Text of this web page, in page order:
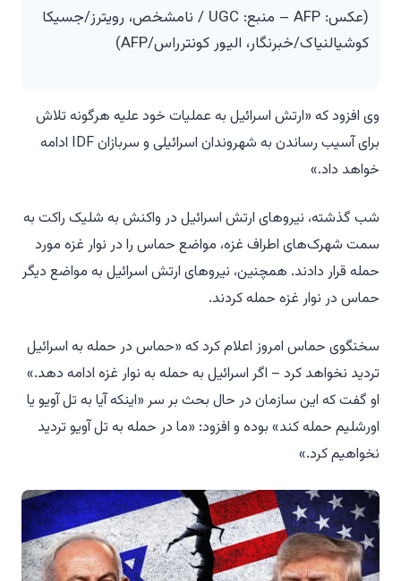
(عکس: AFP – منبع: UGC / نامشخص، رویترز/جسیکا
کوشیالنیاک/خبرنگار، الیور کونترراس/AFP)
وی افزود که «ارتش اسرائیل به عملیات خود علیه هرگونه تلاش
برای آسیب رساندن به شهروندان اسرائیلی و سربازان IDF ادامه
خواهد داد.»
شب گذشته، نیروهای ارتش اسرائیل در واکنش به شلیک راکت به
سمت شهرک‌های اطراف غزه، مواضع حماس را در نوار غزه مورد
حمله قرار دادند. همچنین، نیروهای ارتش اسرائیل به مواضع دیگر
حماس در نوار غزه حمله کردند.
سخنگوی حماس امروز اعلام کرد که «حماس در حمله به اسرائیل
تردید نخواهد کرد – اگر اسرائیل به حمله به نوار غزه ادامه دهد.»
او گفت که این سازمان در حال بحث بر سر «اینکه آیا به تل آویو یا
اورشلیم حمله کند» بوده و افزود: «ما در حمله به تل آویو تردید
نخواهیم کرد.»